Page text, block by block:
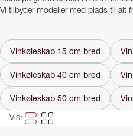
Vi tilbyder modeller med plads til alt
Vores vinkøleskabe til indbygning
ved den rigtige temperatur og
integreres elegant i dit køkken.
omfattende samling eller ønsker et
har vi modeller, der kombinerer
Vinkøleskab 15 cm bred
Vinkøleskab 40 cm bred
Vinkøleskab 50 cm bred
Vis: